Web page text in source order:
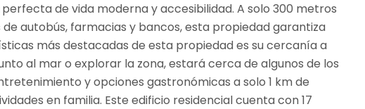
de vida moderna y accesibilidad. A solo 300 metros
autobús, farmacias y bancos, esta propiedad garantiza
más destacadas de esta propiedad es su cercanía a
al mar o explorar la zona, estará cerca de algunos de los
y opciones gastronómicas a solo 1 km de
en familia. Este edificio residencial cuenta con 17